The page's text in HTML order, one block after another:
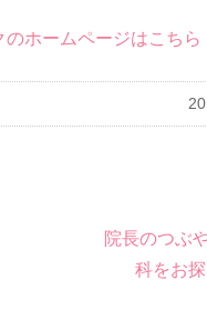
ホームページはこちら
院長のつぶ
科をお